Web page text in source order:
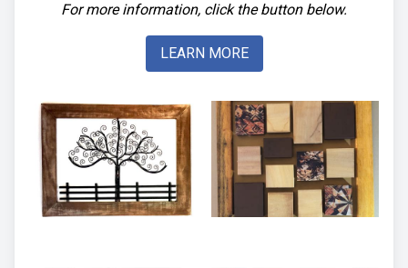
For more information, click the button below.
LEARN MORE